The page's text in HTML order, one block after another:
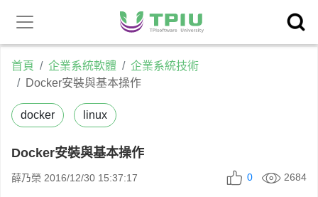
網
產品中心
首頁 企業系統軟體
企業系統技術
Docker安裝與基本操作
docker linux
Docker安裝與基本操作
薛乃榮 2016/12/30 15:37:17 0 2684